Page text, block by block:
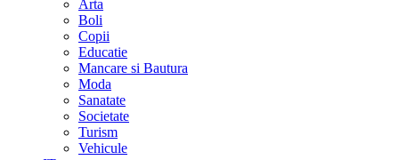
Arta
Boli
Copii
Educatie
Mancare si Bautura
Moda
Sanatate
Societate
Turism
Vehicule